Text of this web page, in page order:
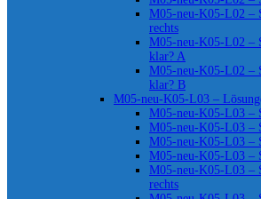
M05-neu-K05-L02 –
rechts
M05-neu-K05-L02 –
klar? A
M05-neu-K05-L02 –
klar? B
M05-neu-K05-L03 –
M05-neu-K05-L03 –
M05-neu-K05-L03 –
M05-neu-K05-L03 –
M05-neu-K05-L03 –
M05-neu-K05-L03 –
rechts